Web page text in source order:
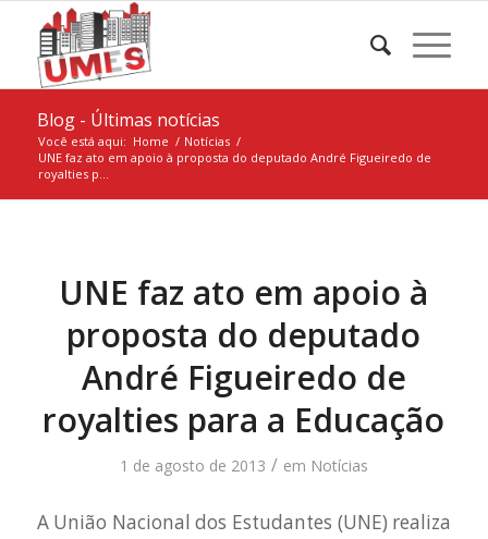
Blog - Últimas notícias
Você está aqui: Home / Notícias /
UNE faz ato em apoio à proposta do deputado André Figueiredo de
royalties p...
UNE faz ato em apoio à
proposta do deputado
André Figueiredo de
royalties para a Educação
1 de agosto de 2013 / em Notícias
A União Nacional dos Estudantes (UNE) realiza